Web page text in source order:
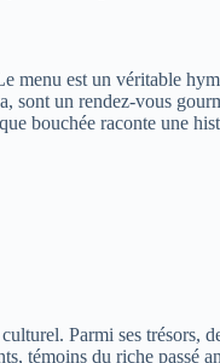
menu est un véritable
un rendez-vous
bouchée raconte une
Parmi ses
témoins du riche